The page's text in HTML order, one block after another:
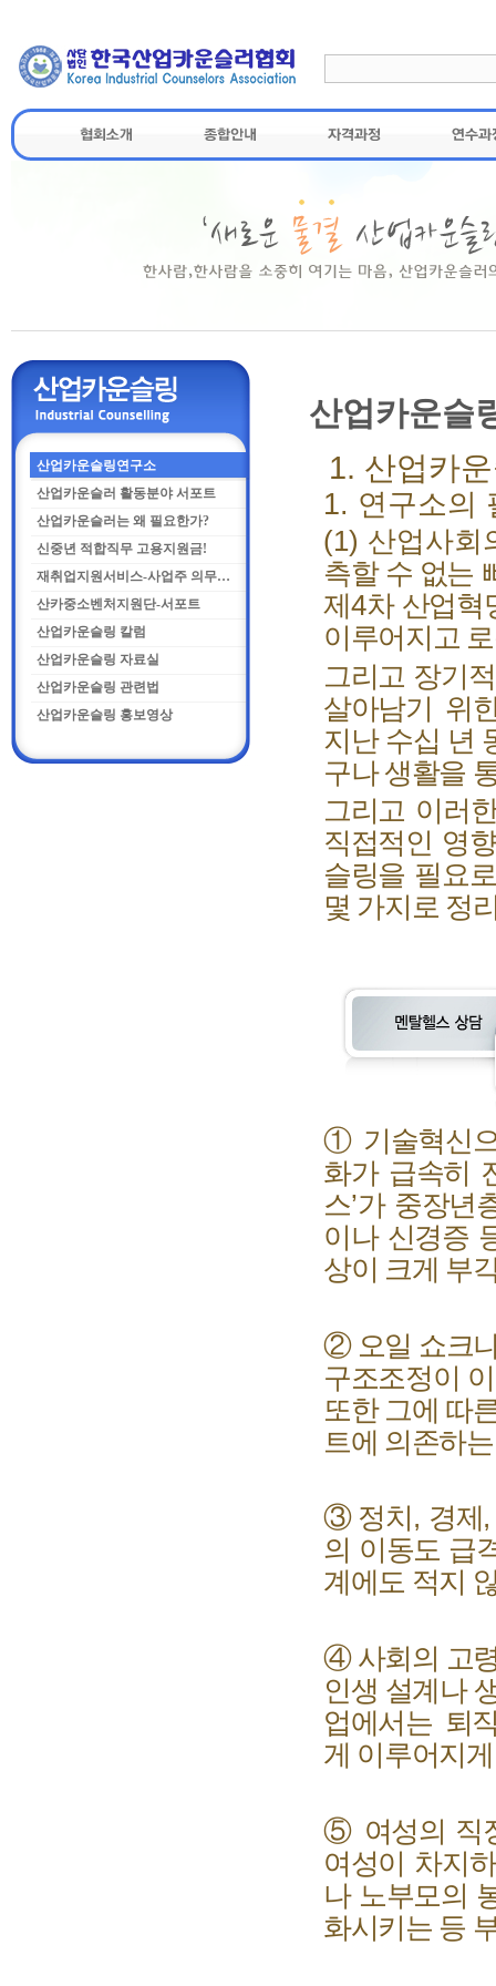
산업카운슬링연구소
산업카운슬러 활동분야 서포트
산업카운슬러는 왜 필요한가?
신중년 적합직무 고용지원금!
재취업지원서비스-사업주 의무화란
산카중소벤처지원단-서포트
산업카운슬링 칼럼
산업카운슬링 자료실
산업카운슬링 관련법
산업카운슬링 홍보영상
산업카운슬
1. 산업카
1. 연구소의
(1) 산업사회
측할 수 없는
제 4차 산업혁
이루어지고
그리고 장기
살아남기 위
지난 수십 년
구나 생활을
그리고 이러
직접적인 영
슬링을 필요
몇 가지로 정
① 기술혁신
화가 급속히
스’가 중장년
이나 신경증
상이 크게 부
② 오일 쇼크
구조조정이
또한 그에 따
트에 의존하
③ 정치 , 경제
의 이동도 급
계에도 적지
④ 사회의 고
인생 설계나
업에서는 퇴
게 이루어지
⑤ 여성의 직
여성이 차지
나 노부모의
화시키는 등